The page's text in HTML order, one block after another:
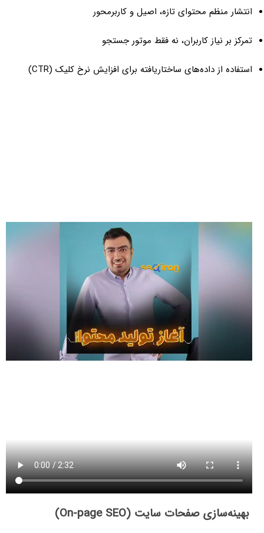
انتشار منظم محتوای تازه، اصیل و کاربرمحور
تمرکز بر نیاز کاربران، نه فقط موتور جستجو
استفاده از داده‌های ساختاریافته برای افزایش نرخ کلیک (CTR)
بهینه‌سازی صفحات سایت (On-page SEO)